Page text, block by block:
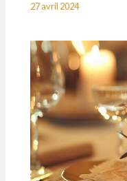
27 avril 2024